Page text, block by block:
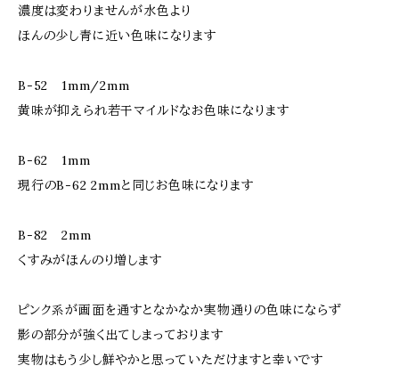
濃度は変わりませんが水色より
ほんの少し青に近い色味になります
B-52 1mm/2mm
黄味が抑えられ若干マイルドなお色味になります
B-62 1mm
現行のB-62 2mmと同じお色味になります
B-82 2mm
くすみがほんのり増します
ピンク系が画面を通すとなかなか実物通りの色味にならず
影の部分が強く出てしまっております
実物はもう少し鮮やかと思っていただけますと幸いです